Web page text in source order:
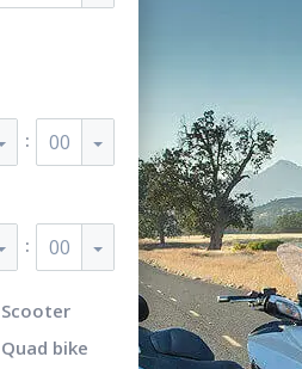
: 00
: 00
Scooter
Quad bike